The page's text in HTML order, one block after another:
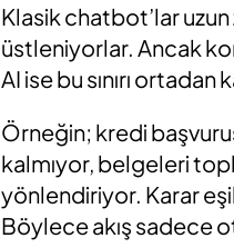
Klasik chatbot’lar uzun
üstleniyorlar. Ancak
AI ise bu sınırı ortadan
Örneğin; kredi
kalmıyor, belgeleri
yönlendiriyor. Karar
Böylece akış sadece